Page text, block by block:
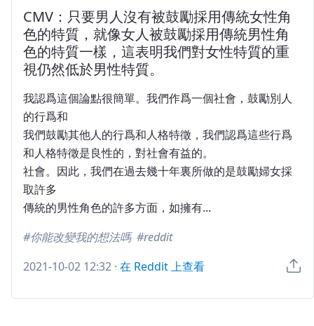
CMV：只要男人沒有被鼓勵採用傳統女性角
色的特質，就像女人被鼓勵採用傳統男性角
色的特質一樣，這表明我們對女性特質的重
視仍然低於男性特質。
我認爲這個論點很簡單。我們作爲一個社會，鼓勵別人
的行爲和
我們鼓勵其他人的行爲和人格特徵，我們認爲這些行爲
和人格特徵是良性的，對社會有益的。
社會。因此，我們在過去幾十年裏所做的是鼓勵婦女採
取許多
傳統的男性角色的許多方面，如擁有...
你能改變我的想法嗎
reddit
2021-10-02 12:32 · 在 Reddit 上查看